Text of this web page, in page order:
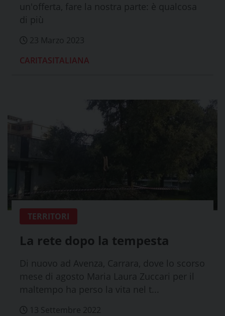
un'offerta, fare la nostra parte: è qualcosa
di più
23 Marzo 2023
CARITASITALIANA
TERRITORI
La rete dopo la tempesta
Di nuovo ad Avenza, Carrara, dove lo scorso
mese di agosto Maria Laura Zuccari per il
maltempo ha perso la vita nel t...
13 Settembre 2022